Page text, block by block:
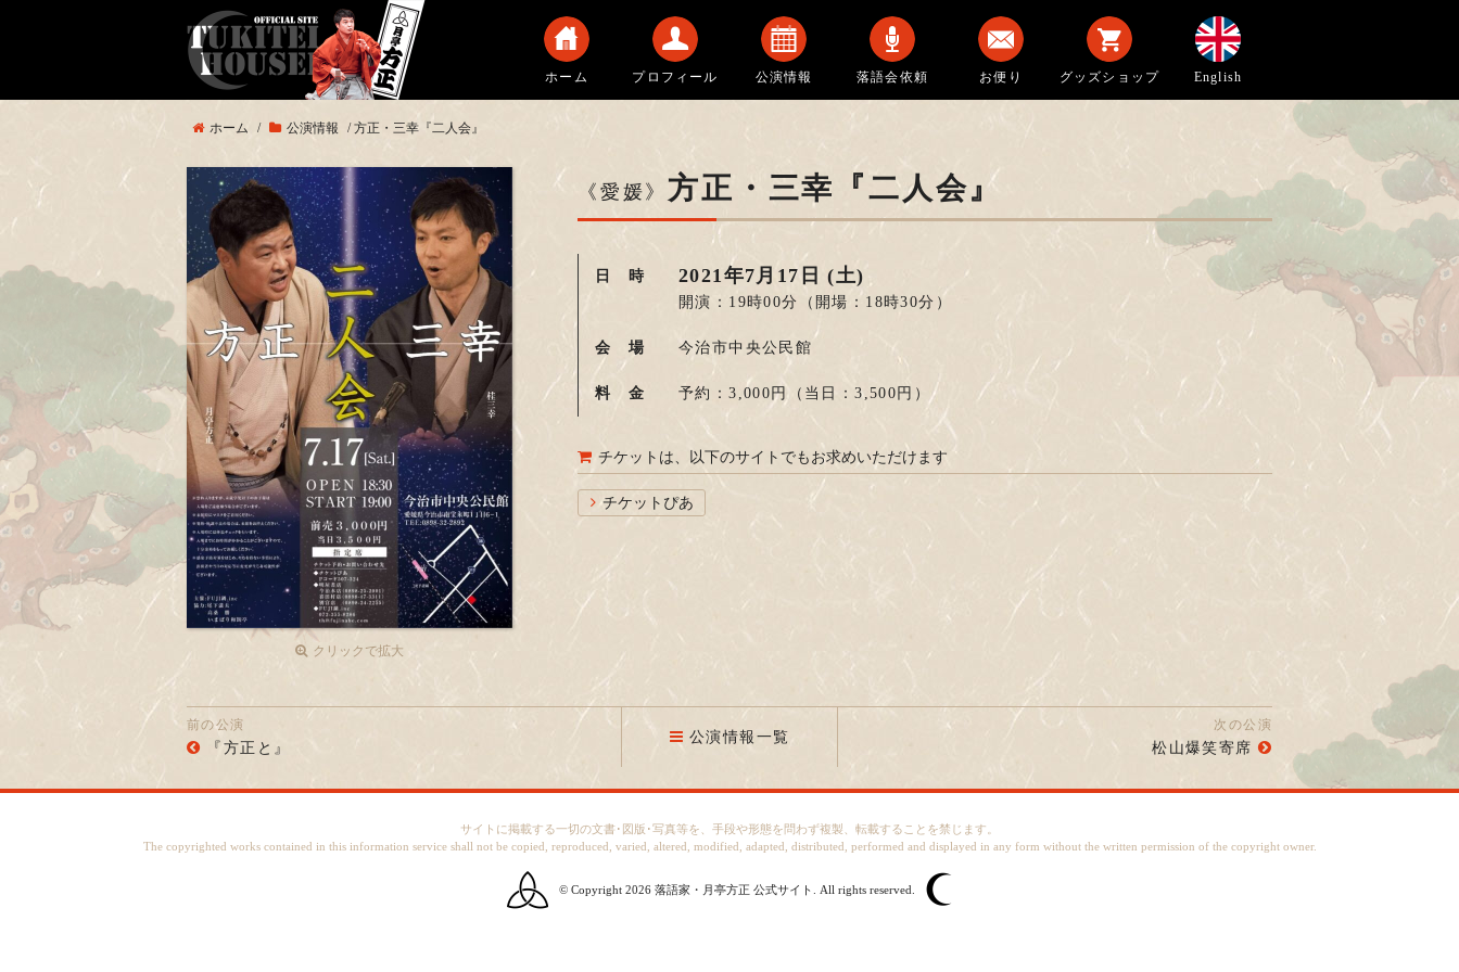
ホーム プロフィール 公演情報 落語会依頼 お便り グッズショップ English
ホーム / 公演情報 /方正・三幸『二人会』
クリックで拡大
《愛媛》 方正・三幸『二人会』
日 時 2021年7月17日 (土)
開演：19時00分 （開場：18時30分）
会 場 今治市中央公民館
料 金 予約：3,000円 （当日：3,500円）
チケットは、以下のサイトでもお求めいただけます
チケットぴあ
前の公演
『方正と』
公演情報一覧
次の公演
松山爆笑寄席
サイトに掲載する一切の文書･図版･写真等を、手段や形態を問わず複製、転載することを禁じます。
The copyrighted works contained in this information service shall not be copied, reproduced, varied, altered, modified, adapted, distributed, performed and displayed in any form without the written permission of the copyright owner.
© Copyright 2026 落語家・月亭方正 公式サイト. All rights reserved.